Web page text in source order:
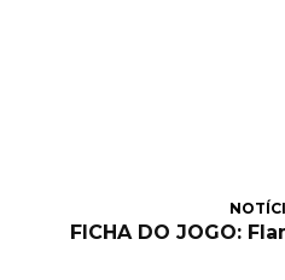
FICHA DO JOGO: